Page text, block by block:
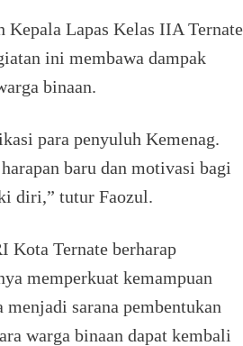
Kepala Lapas Kelas IIA
ini membawa dampak
binaan.
para penyuluh Kemenag.
baru dan motivasi bagi
diri,” tutur Faozul.
Ternate berharap
memperkuat kemampuan
sarana pembentukan
warga binaan dapat kembali